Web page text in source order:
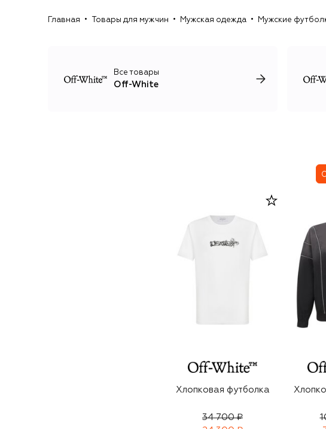
Главная Товары для мужчин Мужская одежда Мужские
Все товары
Off-White
Хлопковая футболка
34 700 ₽